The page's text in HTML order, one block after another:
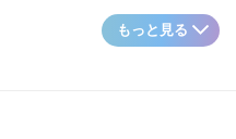
もっと見る